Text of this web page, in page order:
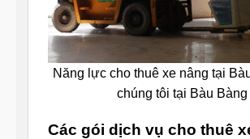
Năng lực cho thuê xe nâng tại
chúng tôi tại Bàu Bàng
Các gói dịch vụ cho thuê